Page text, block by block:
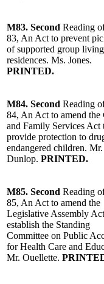
M83. Second Reading
83, An Act to prevent
of supported group living
residences. Ms. Jones.
PRINTED.
M84. Second Reading
84, An Act to amend the
and Family Services Act
provide protection to
endangered children. Mr.
Dunlop. PRINTED.
M85. Second Reading
85, An Act to amend the
Legislative Assembly
establish the Standing
Committee on Public
for Health Care and
Mr. Ouellette.